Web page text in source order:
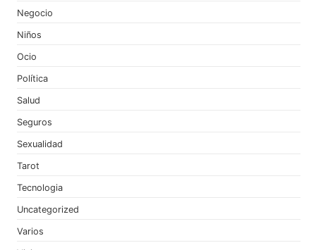
Negocio
Niños
Ocio
Política
Salud
Seguros
Sexualidad
Tarot
Tecnologia
Uncategorized
Varios